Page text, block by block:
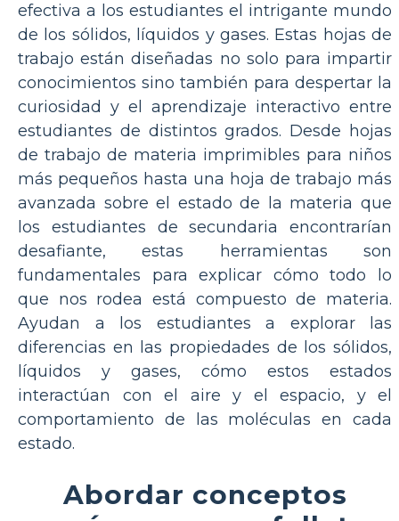
efectiva a los estudiantes el intrigante mundo
de los sólidos, líquidos y gases. Estas hojas de
trabajo están diseñadas no solo para impartir
conocimientos sino también para despertar la
curiosidad y el aprendizaje interactivo entre
estudiantes de distintos grados. Desde hojas
de trabajo de materia imprimibles para niños
más pequeños hasta una hoja de trabajo más
avanzada sobre el estado de la materia que
los estudiantes de secundaria encontrarían
desafiante, estas herramientas son
fundamentales para explicar cómo todo lo
que nos rodea está compuesto de materia.
Ayudan a los estudiantes a explorar las
diferencias en las propiedades de los sólidos,
líquidos y gases, cómo estos estados
interactúan con el aire y el espacio, y el
comportamiento de las moléculas en cada
estado.
Abordar conceptos